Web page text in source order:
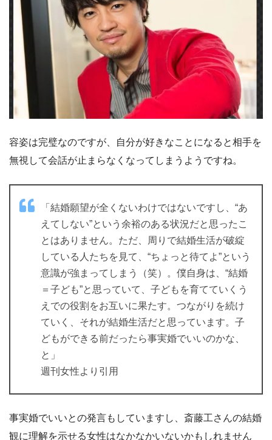
容姿は完璧なのですが、自分が好きなことになると相手を
無視して会話が止まらなくなってしまうようですね。
「結婚願望が全くないわけではないですし、“あ
えてしない”という余裕のある状況だと思ったこ
とはありません。ただ、周りで結婚生活が破綻
している人たちを見て、“ちょっと待てよ”という
意識が強まってしまう（笑）。僕自身は、“結婚
＝子ども”と思っていて、子どもを育てていくう
えでの役割をお互いに果たす。つながりを続け
ていく、それが結婚生活だと思っています。子
どもができる前だったら事実婚でいいのかな、
と」
週刊女性より引用
事実婚でいいとの発言もしていますし、斎藤工さんの結婚
観に理解を示せる女性はなかなかいないかもしれません